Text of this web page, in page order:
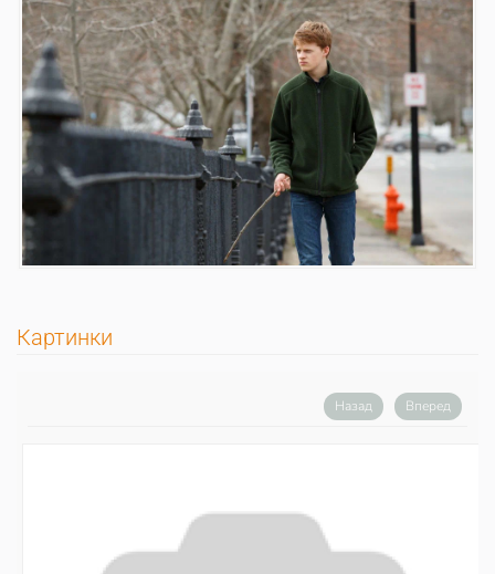
Картинки
Назад Вперед